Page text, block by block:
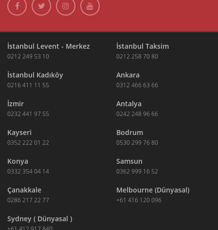
İstanbul Levent - Merkez
0212 249 53 10
İstanbul Taksim
0212 258 70 80
İstanbul Kadıköy
0216 411 11 55
Ankara
0312 466 63 66
İzmir
0232 441 97 55
Antalya
0242 248 96 66
Kayseri
0352 222 01 22
Bodrum
0530 299 76 80
Konya
0332 354 04 14
Samsun
0362 999 16 52
Çanakkale
0286 217 22 77
Melbourne (Dünyasal)
+61 416 120 096
Sydney ( Dünyasal )